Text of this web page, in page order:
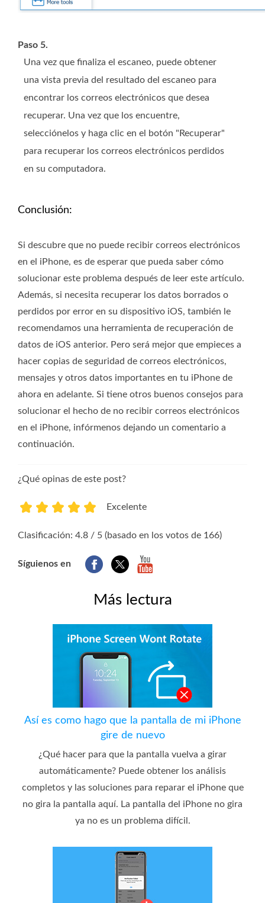
Paso 5.
Una vez que finaliza el escaneo, puede obtener
una vista previa del resultado del escaneo para
encontrar los correos electrónicos que desea
recuperar. Una vez que los encuentre,
selecciónelos y haga clic en el botón "Recuperar"
para recuperar los correos electrónicos perdidos
en su computadora.
Conclusión:
Si descubre que no puede recibir correos electrónicos
en el iPhone, es de esperar que pueda saber cómo
solucionar este problema después de leer este artículo.
Además, si necesita recuperar los datos borrados o
perdidos por error en su dispositivo iOS, también le
recomendamos una herramienta de recuperación de
datos de iOS anterior. Pero será mejor que empieces a
hacer copias de seguridad de correos electrónicos,
mensajes y otros datos importantes en tu iPhone de
ahora en adelante. Si tiene otros buenos consejos para
solucionar el hecho de no recibir correos electrónicos
en el iPhone, infórmenos dejando un comentario a
continuación.
¿Qué opinas de este post?
Excelente
Clasificación: 4.8 / 5 (basado en los votos de 166)
Síguienos en
Más lectura
Así es como hago que la pantalla de mi iPhone
gire de nuevo
¿Qué hacer para que la pantalla vuelva a girar
automáticamente? Puede obtener los análisis
completos y las soluciones para reparar el iPhone que
no gira la pantalla aquí. La pantalla del iPhone no gira
ya no es un problema difícil.